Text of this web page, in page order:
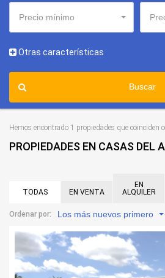
Precio mínimo
Otras características
Buscar
Hemos encontrado 1 propiedades que coinciden
PROPIEDADES EN CASAS DEL
TODAS EN VENTA
EN
ALQUILER
Ordenar por: Los más nuevos primero